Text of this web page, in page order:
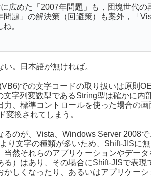
広めた「2007年問題」も，団塊世代
問題」の解決策（回避策）も案外，「
。
い。日本語が無ければ。
での文字コードの取り扱いは原則
文字列変数型であるString型は確かに
力、標準コントロールを使った場合の
変換されてしまう。
るのが、Vista、Windows Server 2008
り文字の種類が多いため、Shift-JISに
当然それらのアプリケーションやデー
る）はあり、その場合にShift-JISで表
かしくなったり、あるいはアプリケーシ